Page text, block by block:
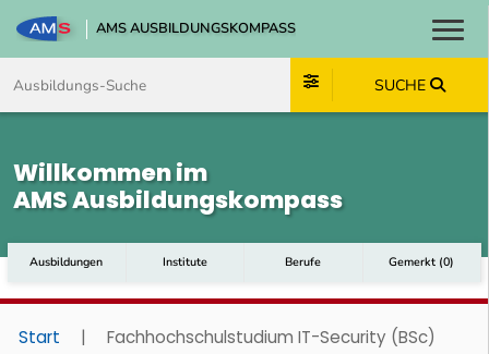
AMS AUSBILDUNGSKOMPASS
SUCHE
Willkommen im
AMS Ausbildungskompass
Ausbildungen Institute Berufe Gemerkt (0)
Start | Fachhochschulstudium IT-Security (BSc)